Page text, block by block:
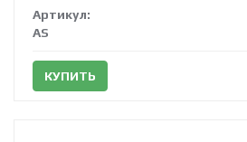
Артикул:
AS
КУПИТЬ